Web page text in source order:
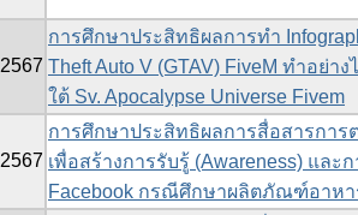
2567
การศึกษาประสิทธิผลการทำ
Theft Auto V (GTAV) FiveM ทำอย่า
ใต้ Sv. Apocalypse Universe Fivem
2567
การศึกษาประสิทธิผลการสื่อสารการ
เพื่อสร้างการรับรู้ (Awareness) แล
Facebook กรณีศึกษาผลิตภัณฑ์อาห